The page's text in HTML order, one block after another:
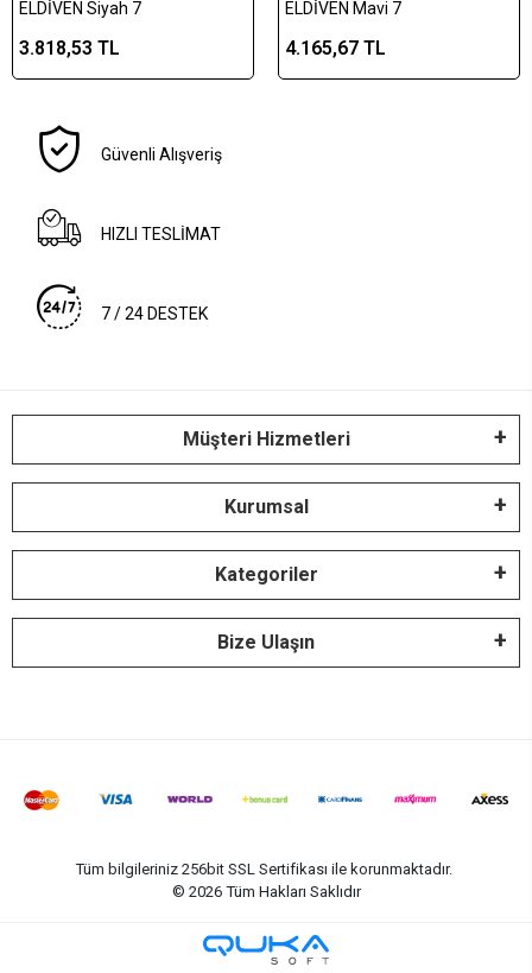
ELDİVEN Siyah 7
3.818,53 TL
ELDİVEN Mavi 7
4.165,67 TL
Güvenli Alışveriş
HIZLI TESLİMAT
7 / 24 DESTEK
Müşteri Hizmetleri
Kurumsal
Kategoriler
Bize Ulaşın
Tüm bilgileriniz 256bit SSL Sertifikası ile korunmaktadır.
© 2026 Tüm Hakları Saklıdır